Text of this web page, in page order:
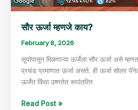
सौर ऊर्जा म्हणजे काय?
February 8, 2026
सूर्यापासून मिळणाऱ्या ऊर्जेला सौर ऊर्जा असे
प्रचंड प्रमाणात ऊर्जा असते. ही ऊर्जा सोलर
ऊर्जेत किंवा उष्णतेत रूपांतरित
Read Post »